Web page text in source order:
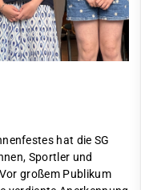
hat die SG
Sportler und
großem Publikum